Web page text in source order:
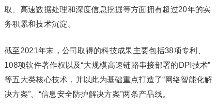
取、高速数据处理和深度信息挖掘等方面拥有超过20年的实
务积累和技术沉淀。
截至2021年末，公司取得的科技成果主要包括38项专利、
108项软件著作权以及“大规模高速链路串接部署的DPI技术”
等五大类核心技术，并以此为基础重点打造了“网络智能化解
决方案”、“信息安全防护解决方案”两条产品线。